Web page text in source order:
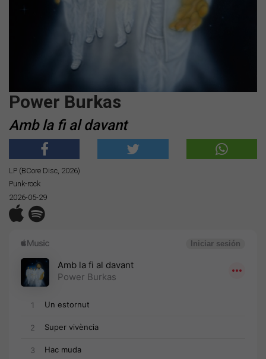
Power Burkas
Amb la fi al davant
LP (BCore Disc, 2026)
Punk-rock
2026-05-29